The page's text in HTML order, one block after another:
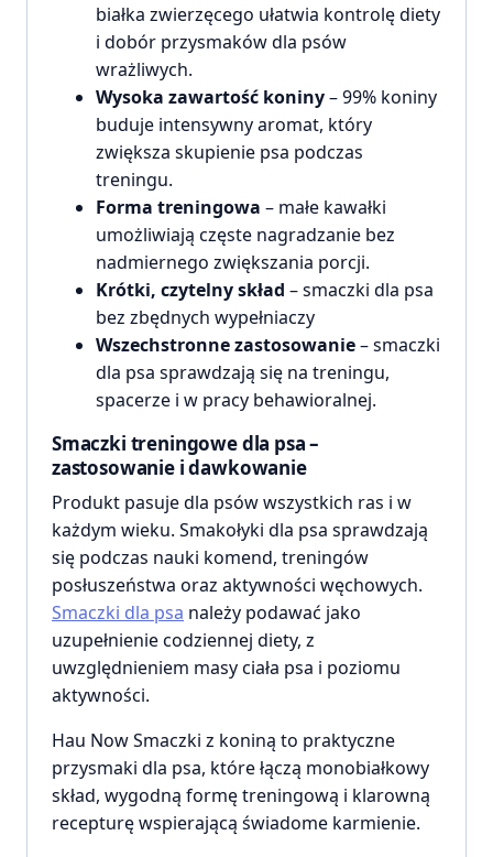
białka zwierzęcego ułatwia kontrolę diety
i dobór przysmaków dla psów
wrażliwych.
Wysoka zawartość koniny– 99% koniny
buduje intensywny aromat, który
zwiększa skupienie psa podczas
treningu.
Forma treningowa – małe kawałki
umożliwiają częste nagradzanie bez
nadmiernego zwiększania porcji.
Krótki, czytelny skład – smaczki dla psa
bez zbędnych wypełniaczy
Wszechstronne zastosowanie– smaczki
dla psa sprawdzają się na treningu,
spacerze i w pracy behawioralnej.
Smaczki treningowe dla psa –
zastosowanie i dawkowanie
Produkt pasuje dla psów wszystkich ras i w
każdym wieku. Smakołyki dla psa sprawdzają
się podczas nauki komend, treningów
posłuszeństwa oraz aktywności węchowych.
Smaczki dla psa należy podawać jako
uzupełnienie codziennej diety, z
uwzględnieniem masy ciała psa i poziomu
aktywności.
Hau Now Smaczki z koniną to praktyczne
przysmaki dla psa, które łączą monobiałkowy
skład, wygodną formę treningową i klarowną
recepturę wspierającą świadome karmienie.